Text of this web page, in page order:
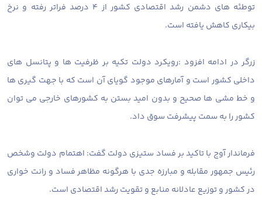
توطئه های دشمن رشد اقتصادی کشور از ۴ درصد فراتر رفته و نرخ
بیکاری کاهش یافته است.
زرگر در ادامه افزود :رویکرد دولت تکیه بر ظرفیت ها و پتانسل های
داخلی کشور است و آمارهای موجود گویای آن است که با جهت گیری ها
و خط مشی ها صحیح و بدون امید بستن به کشورهای خارجی می توان
کشور را به سمت پیشرفت سوق داد.
فرماندار آوج با تاکید بر فساد ستیزی دولت گفت: اهتمام دولت وشخص
رئیس جمهور مقابله و مبارزه جدی با هرگونه مظاهر فساد و رانت خواری
در کشور و توزیع عادلانه منابع و تقویت رشد اقتصادی است.